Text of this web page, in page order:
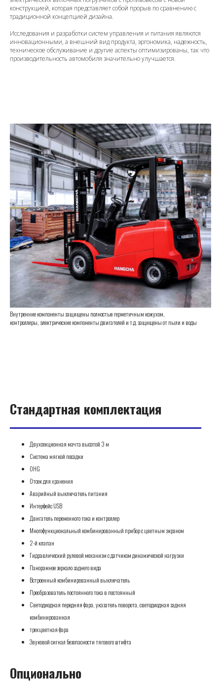
конструкцией, которая представляет собой прорыв по сравнению с
традиционной концепцией дизайна.
Исследования и разработки систем управления и питания являются
инновационными, а внешний вид продукта, эргономика, надежность,
техническое обслуживание и другие аспекты оптимизированы, так что
производительность автомобиля значительно улучшается.
Внутренние компоненты защищены полностью герметичным кожухом,
контроллеры, электрические компоненты двигателей и т.д. защищены от пыли и воды
Стандартная комплектация
Двухсекционная мачта высотой 3 м
Система мягкой посадки
OHG
Отсек для хранения
Аварийный выключатель питания
Интерфейс USB
Двигатель переменного тока и контроллер
Многофункциональный комбинированный прибор с цветным экраном
2-й клапан
Гидравлический рулевой механизм с датчиком динамической нагрузки
Панорамное зеркало заднего вида
Встроенный комбинированный выключатель
Преобразователь постоянного тока в постоянный
Светодиодная передняя фара, указатель поворота, светодиодная задняя
комбинированная
трехцветная фара
Звуковой сигнал безопасности тягового штифта
Опционально